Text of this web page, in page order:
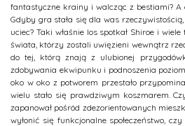
fantastyczne krainy i walcząc z bestiami? A
Gdyby gra stała się dla was
uciec? Taki właśnie los spotkał Shiroe i
świata, którzy zostali uwięzieni wewnątrz
do tej, którą znają z ulubionej
zdobywania ekwipunku i podnoszenia
oko w oko z potworem przestało
wielu stało się prawdziwym koszmarem.
zapanował pośród zdezorientowanych
wyłonić się funkcjonalne społeczeństwo,